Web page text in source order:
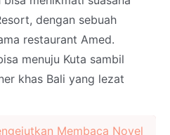
dengan sebuah
restaurant Amed.
menuju Kuta sambil
khas Bali yang lezat
Membaca Novel